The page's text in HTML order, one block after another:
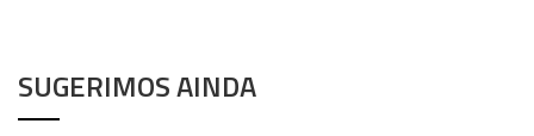
SUGERIMOS AINDA